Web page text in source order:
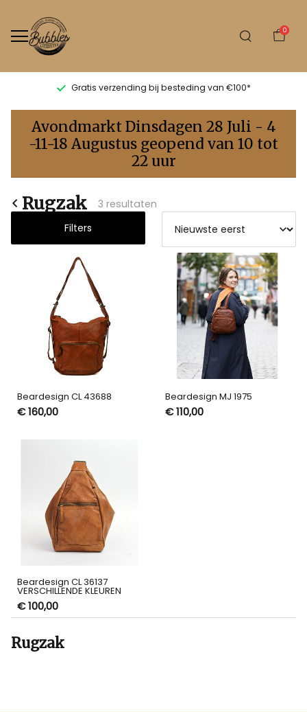
0
Gratis verzending bij besteding van €100*
Rugzak
Bubbles
Sluis
Avondmarkt Dinsdagen 28 Juli - 4
-11-18 Augustus geopend van 10 tot
22 uur
Rugzak
3 resultaten
Filters
Beardesign CL 43688
€ 160,00
Beardesign MJ 1975
€ 110,00
Beardesign CL 36137
VERSCHILLENDE KLEUREN
€ 100,00
Rugzak